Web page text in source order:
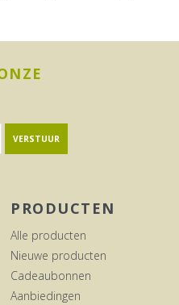
VERSTUUR
PRODUCTEN
Alle producten
Nieuwe producten
Cadeaubonnen
Aanbiedingen